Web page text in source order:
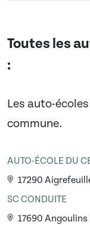
Toutes les
:
Les auto-
commune.
AUTO-ÉCOLE DU
17290
SC CONDUITE
17690 Angoulins